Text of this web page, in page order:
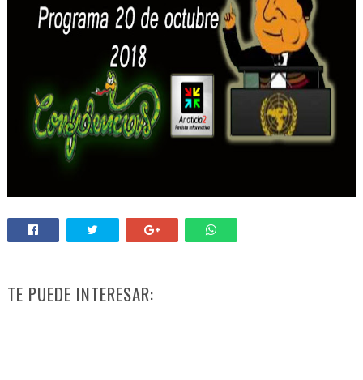
TE PUEDE INTERESAR: